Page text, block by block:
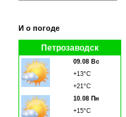
И о погоде
Петрозаводск
09.08 Вс
+13°C
+21°C
10.08 Пн
+15°C